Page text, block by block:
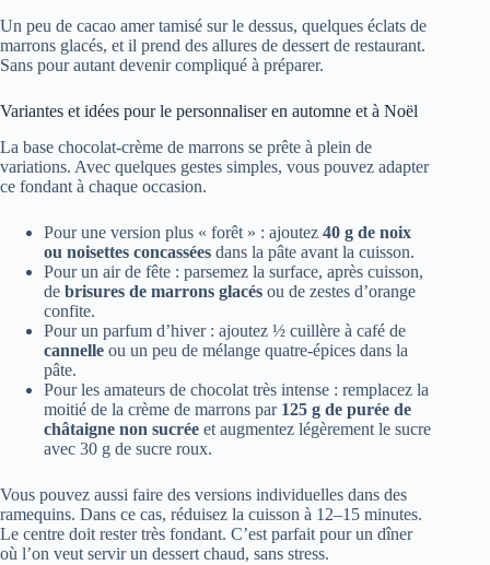
Un peu de cacao amer tamisé sur le dessus, quelques éclats de
marrons glacés, et il prend des allures de dessert de restaurant.
Sans pour autant devenir compliqué à préparer.
Variantes et idées pour le personnaliser en automne et à Noël
La base chocolat-crème de marrons se prête à plein de
variations. Avec quelques gestes simples, vous pouvez adapter
ce fondant à chaque occasion.
Pour une version plus « forêt » : ajoutez 40 g de noix
ou noisettes concassées dans la pâte avant la cuisson.
Pour un air de fête : parsemez la surface, après cuisson,
de brisures de marrons glacés ou de zestes d’orange
confite.
Pour un parfum d’hiver : ajoutez ½ cuillère à café de
cannelle ou un peu de mélange quatre-épices dans la
pâte.
Pour les amateurs de chocolat très intense : remplacez la
moitié de la crème de marrons par 125 g de purée de
châtaigne non sucrée et augmentez légèrement le sucre
avec 30 g de sucre roux.
Vous pouvez aussi faire des versions individuelles dans des
ramequins. Dans ce cas, réduisez la cuisson à 12–15 minutes.
Le centre doit rester très fondant. C’est parfait pour un dîner
où l’on veut servir un dessert chaud, sans stress.